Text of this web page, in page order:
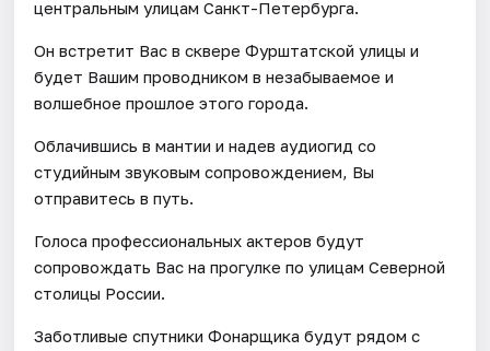
центральным улицам Санкт-Петербурга.
Он встретит Вас в сквере Фурштатской улицы и
будет Вашим проводником в незабываемое и
волшебное прошлое этого города.
Облачившись в мантии и надев аудиогид со
студийным звуковым сопровождением, Вы
отправитесь в путь.
Голоса профессиональных актеров будут
сопровождать Вас на прогулке по улицам Северной
столицы России.
Заботливые спутники Фонарщика будут рядом с